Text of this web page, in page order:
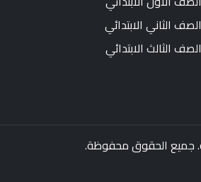
الصف الثاني الابتدائي
الصف الثالث الابتدائي